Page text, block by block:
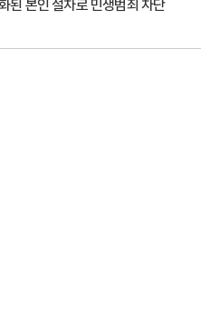
된 본인 절차로 민생범죄 차단